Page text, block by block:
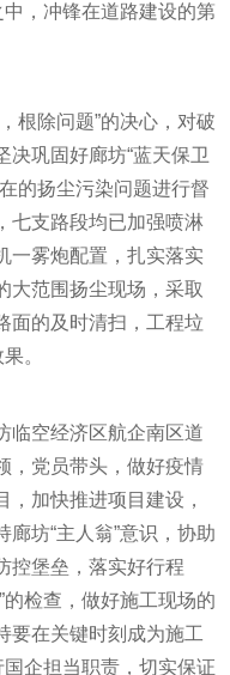
，冲锋在道路建设的第
根除问题”的决心，对破
巩固好廊坊“蓝天保卫
的扬尘污染问题进行督
七支路段均已加强喷淋
一雾炮配置，扎实落实
大范围扬尘现场，采取
面的及时清扫，工程垃
。
临空经济区航企南区道
，党员带头，做好疫情
，加快推进项目建设，
廊坊“主人翁”意识，协助
控堡垒， 落实好行程
检查，做好施工现场的
要在关键时刻成为施工
企担当职责，切实保证